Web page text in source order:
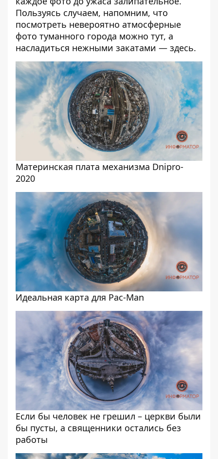
Пользуясь случаем, напомним, что
посмотреть невероятно атмосферные
фото туманного города можно тут, а
насладиться нежными закатами — здесь.
Материнская плата механизма Dnipro-
2020
Идеальная карта для Pac-Man
Если бы человек не грешил – церкви были
бы пусты, а священники остались без
работы